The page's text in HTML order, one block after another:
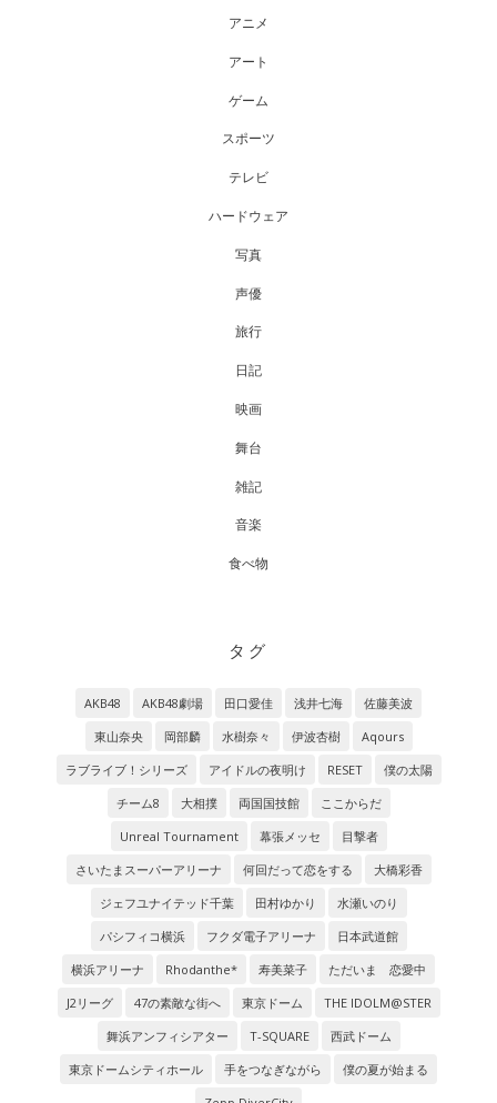
アニメ
アート
ゲーム
スポーツ
テレビ
ハードウェア
写真
声優
旅行
日記
映画
舞台
雑記
音楽
食べ物
タグ
AKB48 AKB48劇場 田口愛佳 浅井七海
佐藤美波
東山奈央
岡部麟 水樹奈々 伊波杏樹
Aqours
ラブライブ！シリーズ
アイドルの夜明け RESET
僕の太陽
チーム8
大相撲 両国国技館
ここからだ
Unreal Tournament
幕張メッセ
目撃者
さいたまスーパーアリーナ
何回だって恋をする
大橋彩香
ジェフユナイテッド千葉
田村ゆかり
水瀬いのり
パシフィコ横浜
フクダ電子アリーナ
日本武道館
横浜アリーナ
Rhodanthe* 寿美菜子
ただいま 恋愛中
J2リーグ
47の素敵な街へ 東京ドーム
THE IDOLM@STER
舞浜アンフィシアター
T-SQUARE
西武ドーム
東京ドームシティホール
手をつなぎながら
僕の夏が始まる